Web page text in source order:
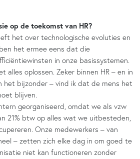
op de toekomst van HR?
het over technologische evoluties en
het ermee eens dat die
in onze basissystemen.
alles oplossen. Zeker binnen HR – en in
het bijzonder – vind ik dat de mens het
blijven.
georganiseerd, omdat we als vzw
21% btw op alles wat we uitbesteden,
Onze medewerkers – van
– zetten zich elke dag in om goed te
niet kan functioneren zonder